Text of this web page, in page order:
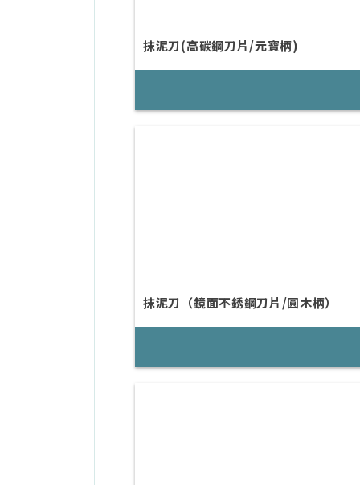
抹泥刀(高碳鋼刀片/元寶柄)
抹泥刀（鏡面不銹鋼刀片/圓木柄）